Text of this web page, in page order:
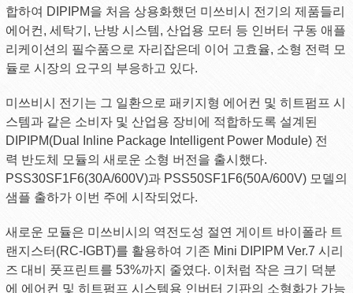
합하여 DIPIPM을 처음 상용화했던 미쓰비시 전기의 제품들리
에어컨, 세탁기, 난방 시스템, 산업용 모터 등 인버터 구동 애플
리케이션의 필수품으로 자리잡은데 이어 고효율, 소형 전력 모
듈로 시장의 요구의 부응하고 있다.
미쓰비시 전기는 그 일환으로 패키지형 에어컨 및 히트펌프 시
스템과 같은 소비자 및 산업용 장비에 적합하도록 설계된
DIPIPM(Dual Inline Package Intelligent Power Module) 전
력 반도체 모듈의 새로운 소형 버전을 출시했다.
PSS30SF1F6(30A/600V)과 PSS50SF1F6(50A/600V) 모델의
샘플 출하가 이번 주에 시작되었다.
새로운 모듈은 미쓰비시의 역전도성 절연 게이트 바이폴라 트
랜지스터(RC-IGBT)를 활용하여 기존 Mini DIPIPM Ver.7 시리
즈 대비 풋프린트를 53%까지 줄였다. 이처럼 작은 크기 덕분
에 에어컨 및 히트펌프 시스템용 인버터 기판의 소형화가 가능